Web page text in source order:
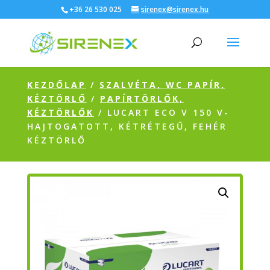
+36 26 530 025 sirenex@sirenex.hu
KEZDŐLAP / SZALVÉTA, WC PAPÍR,
KÉZTÖRLŐ / PAPÍRTÖRLŐK,
KÉZTÖRLŐK / LUCART ECO V 150 V-
HAJTOGATOTT, KÉTRÉTEGŰ, FEHÉR
KÉZTÖRLŐ